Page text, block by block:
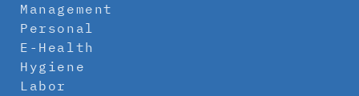
Management
Personal
E-Health
Hygiene
Labor